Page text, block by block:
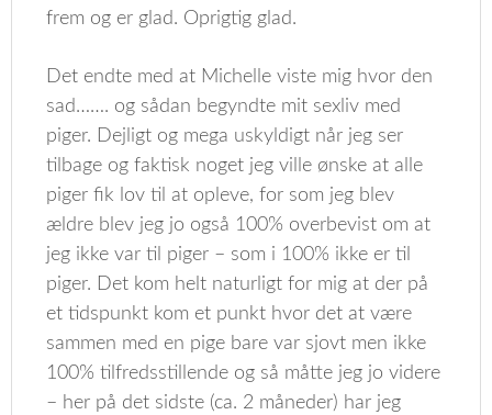
frem og er glad. Oprigtig glad.
Det endte med at Michelle viste mig hvor den
sad……. og sådan begyndte mit sexliv med
piger. Dejligt og mega uskyldigt når jeg ser
tilbage og faktisk noget jeg ville ønske at alle
piger fik lov til at opleve, for som jeg blev
ældre blev jeg jo også 100% overbevist om at
jeg ikke var til piger – som i 100% ikke er til
piger. Det kom helt naturligt for mig at der på
et tidspunkt kom et punkt hvor det at være
sammen med en pige bare var sjovt men ikke
100% tilfredsstillende og så måtte jeg jo videre
– her på det sidste (ca. 2 måneder) har jeg